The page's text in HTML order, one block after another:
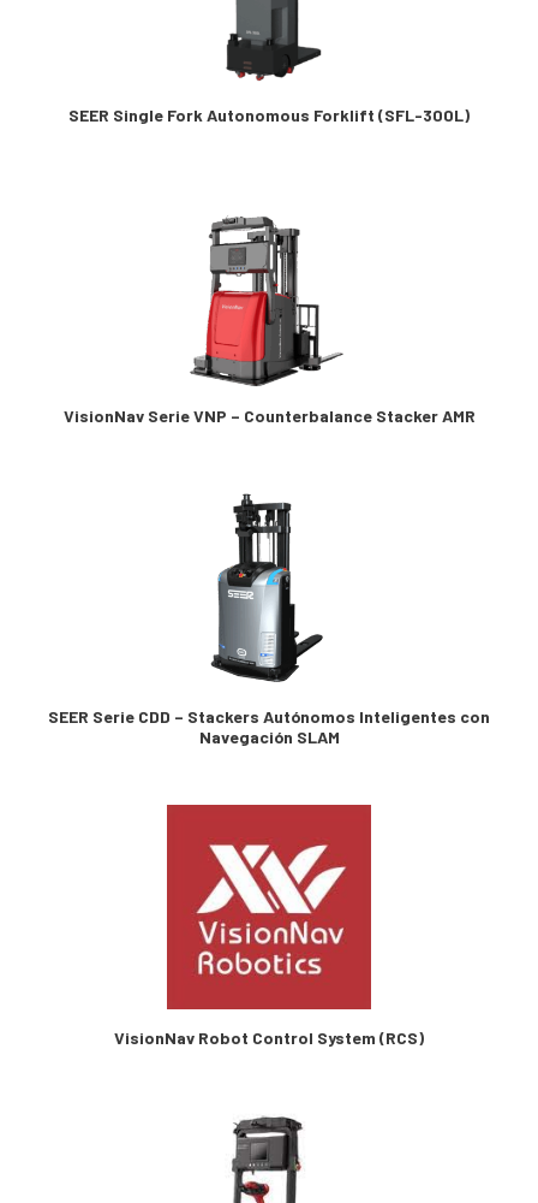
SEER Single Fork Autonomous Forklift (SFL-300L)
VisionNav Serie VNP – Counterbalance Stacker AMR
SEER Serie CDD – Stackers Autónomos Inteligentes con
Navegación SLAM
VisionNav Robot Control System (RCS)